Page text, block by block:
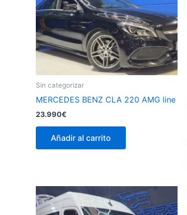
Sin categorizar
MERCEDES BENZ CLA 220 AMG line
23.990€
Añadir al carrito